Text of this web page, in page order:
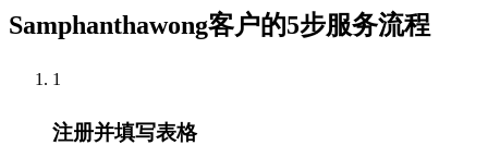
Samphanthawong客户的5步服务流程
1
注册并填写表格